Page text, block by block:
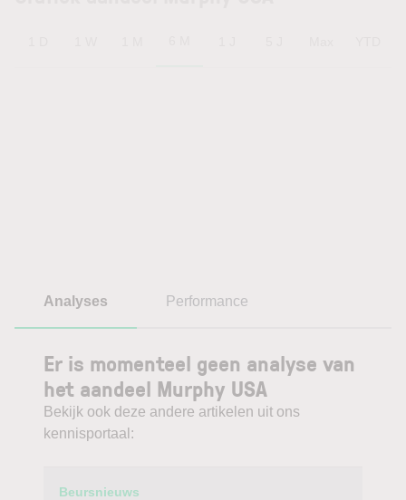
Analyses Performance
Er is momenteel geen analyse van
het aandeel Murphy USA
Bekijk ook deze andere artikelen uit ons
kennisportaal:
Category
Beursnieuws